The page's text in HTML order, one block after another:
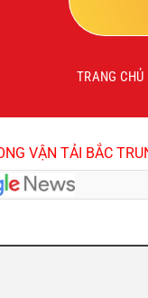
TRANG CHỦ
VẬN TẢI BẮC